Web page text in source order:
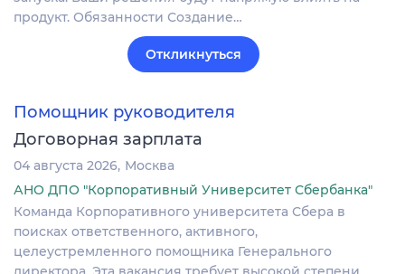
продукт. Обязанности Создание…
Откликнуться
Помощник руководителя
Договорная зарплата
04 августа 2026 Москва
АНО ДПО "Корпоративный Университет Сбербанка"
Команда Корпоративного университета Сбера в
поисках ответственного, активного,
целеустремленного помощника Генерального